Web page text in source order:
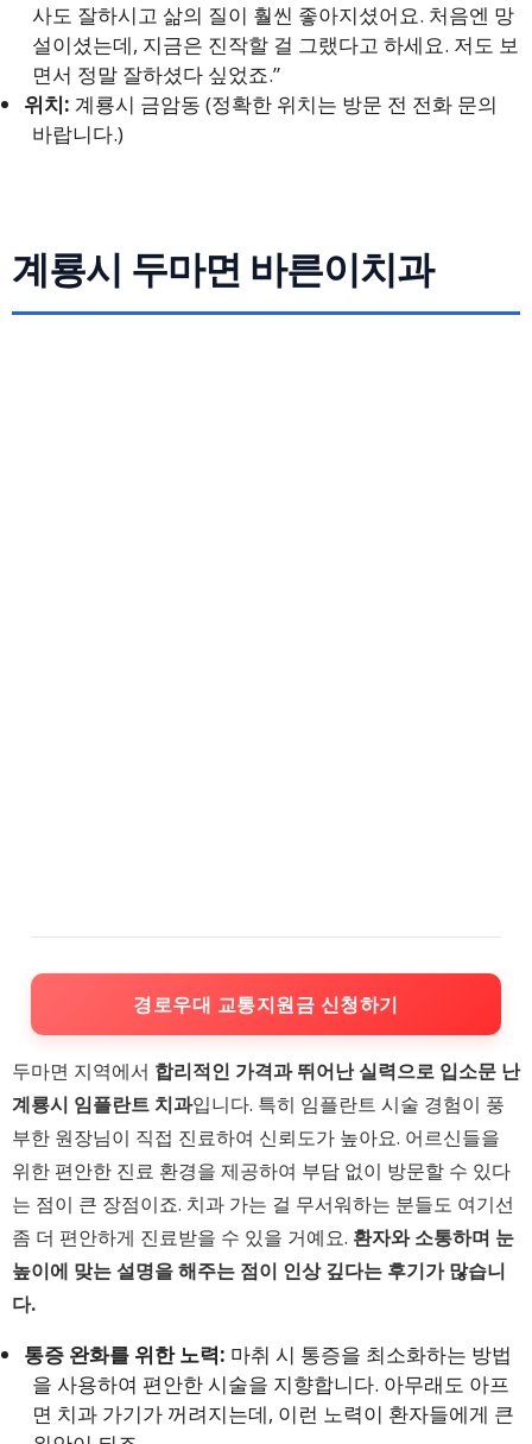
사도 잘하시고 삶의 질이 훨씬 좋아지셨어요. 처음엔 망
설이셨는데, 지금은 진작할 걸 그랬다고 하세요. 저도 보
면서 정말 잘하셨다 싶었죠.”
위치: 계룡시 금암동 (정확한 위치는 방문 전 전화 문의
바랍니다.)
계룡시 두마면 바른이치과
경로우대 교통지원금 신청하기
두마면 지역에서 합리적인 가격과 뛰어난 실력으로 입소문 난
계룡시 임플란트 치과입니다. 특히 임플란트 시술 경험이 풍
부한 원장님이 직접 진료하여 신뢰도가 높아요. 어르신들을
위한 편안한 진료 환경을 제공하여 부담 없이 방문할 수 있다
는 점이 큰 장점이죠. 치과 가는 걸 무서워하는 분들도 여기선
좀 더 편안하게 진료받을 수 있을 거예요. 환자와 소통하며 눈
높이에 맞는 설명을 해주는 점이 인상 깊다는 후기가 많습니
다.
통증 완화를 위한 노력: 마취 시 통증을 최소화하는 방법
을 사용하여 편안한 시술을 지향합니다. 아무래도 아프
면 치과 가기가 꺼려지는데, 이런 노력이 환자들에게 큰